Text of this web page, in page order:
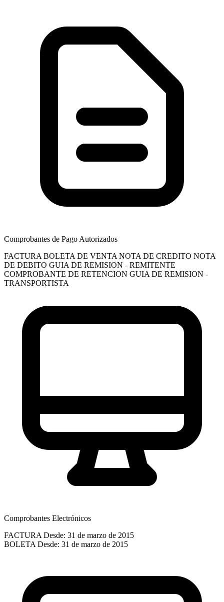
Comprobantes de Pago Autorizados
FACTURA BOLETA DE VENTA NOTA DE CREDITO NOTA
DE DEBITO GUIA DE REMISION - REMITENTE
COMPROBANTE DE RETENCION GUIA DE REMISION -
TRANSPORTISTA
Comprobantes Electrónicos
FACTURA Desde: 31 de marzo de 2015
BOLETA Desde: 31 de marzo de 2015